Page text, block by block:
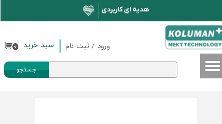
ورود / ثبت نام
حساب کاربری من
تغییر گذر واژه
سفارشات
جستجو
۰ سبد خرید